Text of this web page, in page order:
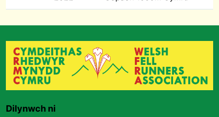
Dilynwch ni